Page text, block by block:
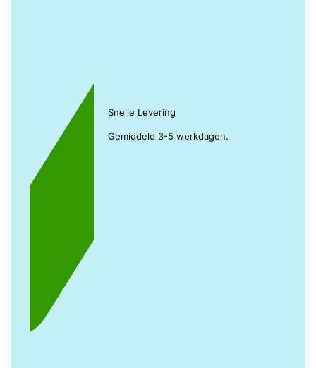
Snelle Levering
Gemiddeld 3-5 werkdagen.